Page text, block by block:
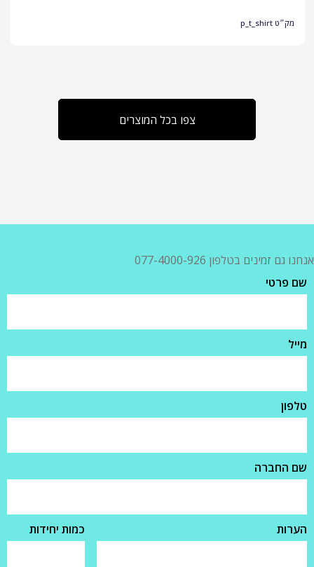
מק״טp_t_shirt
צפו בכל המוצרים
אנחנו גם זמינים בטלפון 077-4000-926
שם פרטי
מייל
טלפון
שם החברה
הערות כמות יחידות